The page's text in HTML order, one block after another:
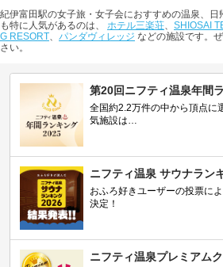
紀伊富田駅の女子旅・女子会におすすめの温泉、
も特に人気があるのは、 ホテル三楽荘、 SHIOSAI
G RESORT、 パンダヴィレッジ などの施設です。
さい。
第20回ニフティ温泉年間
全国約2.2万件の中から頂点に
気施設は…
ニフティ温泉 サウナラン
おふろ好きユーザーの投票に
決定！
ニフティ温泉プレミアム